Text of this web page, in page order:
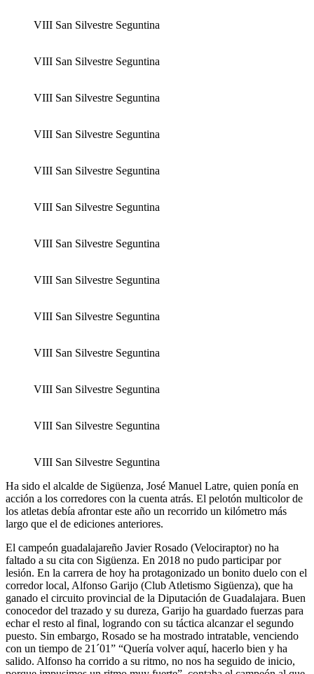
VIII San Silvestre Seguntina
VIII San Silvestre Seguntina
VIII San Silvestre Seguntina
VIII San Silvestre Seguntina
VIII San Silvestre Seguntina
VIII San Silvestre Seguntina
VIII San Silvestre Seguntina
VIII San Silvestre Seguntina
VIII San Silvestre Seguntina
VIII San Silvestre Seguntina
VIII San Silvestre Seguntina
VIII San Silvestre Seguntina
VIII San Silvestre Seguntina
Ha sido el alcalde de Sigüenza, José Manuel Latre, quien ponía en
acción a los corredores con la cuenta atrás. El pelotón multicolor de
los atletas debía afrontar este año un recorrido un kilómetro más
largo que el de ediciones anteriores.
El campeón guadalajareño Javier Rosado (Velociraptor) no ha
faltado a su cita con Sigüenza. En 2018 no pudo participar por
lesión. En la carrera de hoy ha protagonizado un bonito duelo con el
corredor local, Alfonso Garijo (Club Atletismo Sigüenza), que ha
ganado el circuito provincial de la Diputación de Guadalajara. Buen
conocedor del trazado y su dureza, Garijo ha guardado fuerzas para
echar el resto al final, logrando con su táctica alcanzar el segundo
puesto. Sin embargo, Rosado se ha mostrado intratable, venciendo
con un tiempo de 21´01” “Quería volver aquí, hacerlo bien y ha
salido. Alfonso ha corrido a su ritmo, no nos ha seguido de inicio,